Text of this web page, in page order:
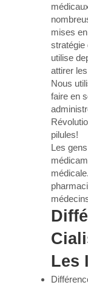
mises
stratégie
utilise
attirer
Nous
faire en
pilules!
Les
Les